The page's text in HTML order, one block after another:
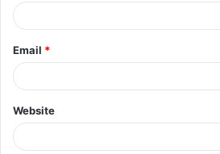
Email *
Website